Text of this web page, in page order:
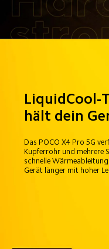
LiquidCool-
hält dein
Das POCO X4 Pro 5G
Kupferrohr und mehrere
schnelle
Gerät länger mit hoher